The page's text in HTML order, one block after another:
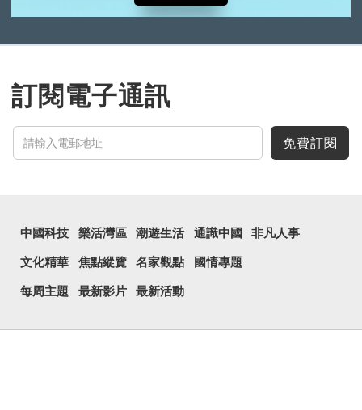
訂閱電子通訊
免費訂閱
中國科技 樂活灣區 潮遊生活 通識中國 非凡人事
文化精華 焦點縱覽 名家觀點 國情專題
每周主題 最新影片 最新活動